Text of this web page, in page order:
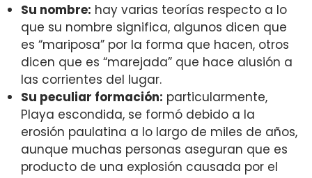
Su nombre: hay varias teorías respecto a lo
que su nombre significa, algunos dicen que
es “mariposa” por la forma que hacen, otros
dicen que es “marejada” que hace alusión a
las corrientes del lugar.
Su peculiar formación: particularmente,
Playa escondida, se formó debido a la
erosión paulatina a lo largo de miles de años,
aunque muchas personas aseguran que es
producto de una explosión causada por el